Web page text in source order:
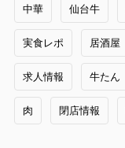
中華 仙台牛
実食レポ 居酒屋
求人情報 牛たん
肉 閉店情報